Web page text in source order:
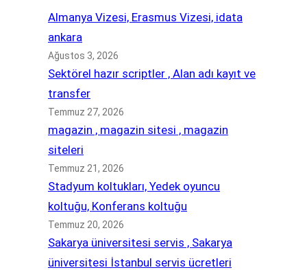
Almanya Vizesi, Erasmus Vizesi, idata
ankara
Ağustos 3, 2026
Sektörel hazır scriptler , Alan adı kayıt ve
transfer
Temmuz 27, 2026
magazin , magazin sitesi , magazin
siteleri
Temmuz 21, 2026
Stadyum koltukları, Yedek oyuncu
koltuğu, Konferans koltuğu
Temmuz 20, 2026
Sakarya üniversitesi servis , Sakarya
üniversitesi İstanbul servis ücretleri